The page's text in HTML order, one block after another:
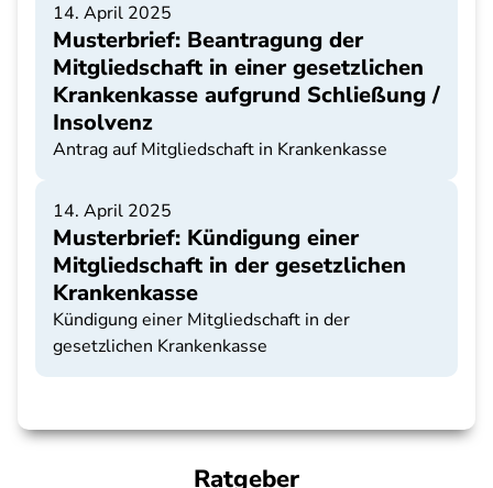
14. April 2025
Musterbrief: Beantragung der
Mitgliedschaft in einer gesetzlichen
Krankenkasse aufgrund Schließung /
Insolvenz
Antrag auf Mitgliedschaft in Krankenkasse
14. April 2025
Musterbrief: Kündigung einer
Mitgliedschaft in der gesetzlichen
Krankenkasse
Kündigung einer Mitgliedschaft in der
gesetzlichen Krankenkasse
Ratgeber